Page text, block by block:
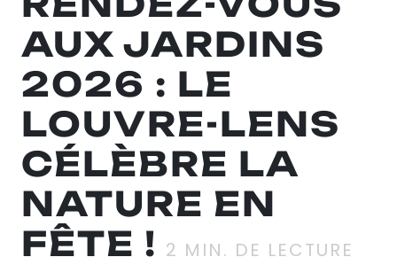
AUX JARDINS
2026 : LE
LOUVRE-LENS
CÉLÈBRE LA
NATURE EN
FÊTE ! 2 MIN. DE LECTURE